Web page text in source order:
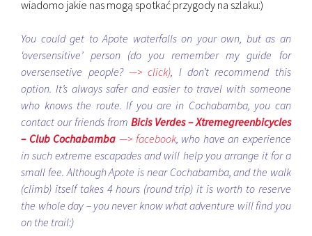
wiadomo jakie nas mogą spotkać przygody na szlaku:)
You could get to Apote waterfalls on your own, but as an
‘oversensitive’ person (do you remember my guide for
oversensetive people?—> click), I don’t recommend this
option. It’s always safer and easier to travel with someone
who knows the route. If you are in Cochabamba, you can
contact our friends from Bicis Verdes – Xtremegreenbicycles
– Club Cochabamba —> facebook, who have an experience
in such extreme escapades and will help you arrange it for a
small fee. Although Apote is near Cochabamba, and the walk
(climb) itself takes 4 hours (round trip) it is worth to reserve
the whole day – you never know what adventure will find you
on the trail:)